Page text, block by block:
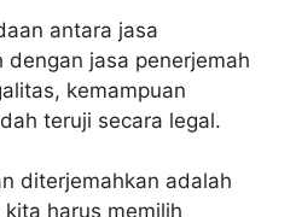
antara jasa
dengan jasa penerjemah
kemampuan
teruji secara legal.
diterjemahkan adalah
harus memilih